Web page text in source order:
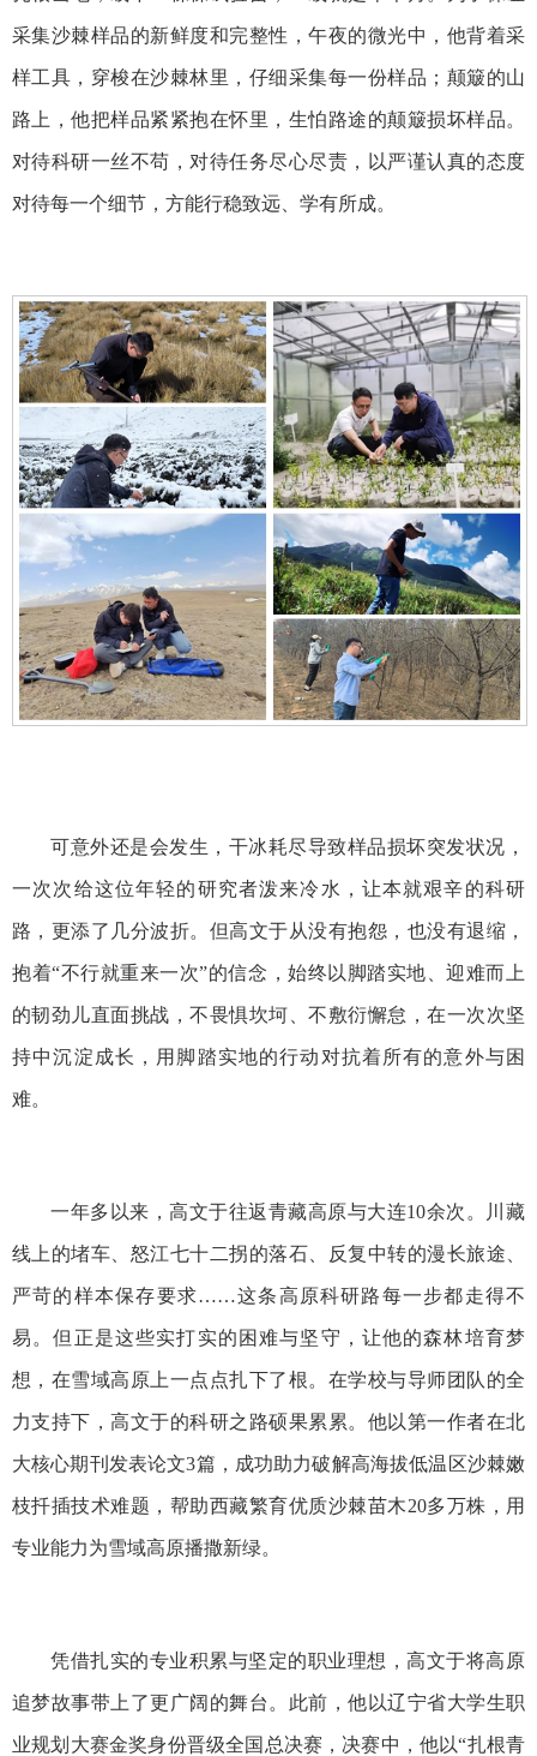
采集沙棘样品的新鲜度和完整性，午夜的微光中，他背着采
样工具，穿梭在沙棘林里，仔细采集每一份样品；颠簸的山
路上，他把样品紧紧抱在怀里，生怕路途的颠簸损坏样品。
对待科研一丝不苟，对待任务尽心尽责，以严谨认真的态度
对待每一个细节，方能行稳致远、学有所成。
可意外还是会发生，干冰耗尽导致样品损坏突发状况，
一次次给这位年轻的研究者泼来冷水，让本就艰辛的科研
路，更添了几分波折。但高文于从没有抱怨，也没有退缩，
抱着“不行就重来一次”的信念，始终以脚踏实地、迎难而上
的韧劲儿直面挑战，不畏惧坎坷、不敷衍懈怠，在一次次坚
持中沉淀成长，用脚踏实地的行动对抗着所有的意外与困
难。
一年多以来，高文于往返青藏高原与大连10余次。川藏
线上的堵车、怒江七十二拐的落石、反复中转的漫长旅途、
严苛的样本保存要求……这条高原科研路每一步都走得不
易。但正是这些实打实的困难与坚守，让他的森林培育梦
想，在雪域高原上一点点扎下了根。在学校与导师团队的全
力支持下，高文于的科研之路硕果累累。他以第一作者在北
大核心期刊发表论文3篇，成功助力破解高海拔低温区沙棘嫩
枝扦插技术难题，帮助西藏繁育优质沙棘苗木20多万株，用
专业能力为雪域高原播撒新绿。
凭借扎实的专业积累与坚定的职业理想，高文于将高原
追梦故事带上了更广阔的舞台。此前，他以辽宁省大学生职
业规划大赛金奖身份晋级全国总决赛，决赛中，他以“扎根青